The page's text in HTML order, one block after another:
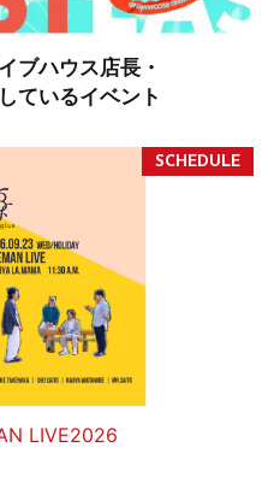
ブハウス店長・
ているイベント
LIVE2026